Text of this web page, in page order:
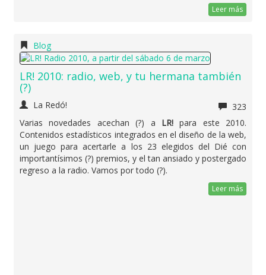
Leer más
Blog
LR! 2010: radio, web, y tu hermana también
(?)
La Redó!
323
Varias novedades acechan (?) a LR!para este 2010.
Contenidos estadísticos integrados en el diseño de la web,
un juego para acertarle a los 23 elegidos del Dié con
importantísimos (?) premios, y el tan ansiado y postergado
regreso a la radio. Vamos por todo (?).
Leer más